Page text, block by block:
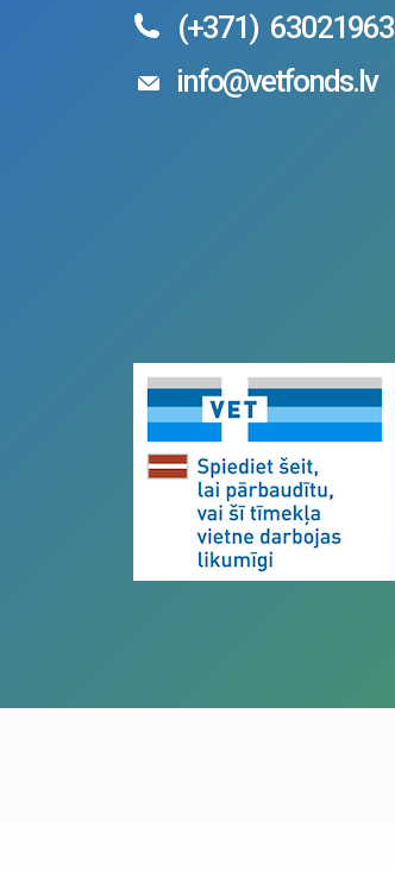
(+371) 63021963
info@vetfonds.lv